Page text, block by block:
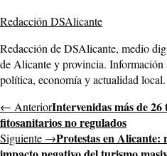
Redacción DSAlicante
Redacción de DSAlicante, medio
de Alicante y provincia. Información
política, economía y actualidad local.
← AnteriorIntervenidas más de
fitosanitarios no regulados
Siguiente →Protestas en Alicante: